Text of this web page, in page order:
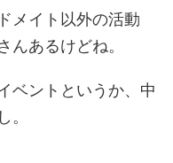
メイト以外の活動
あるけどね。
ベントというか、中